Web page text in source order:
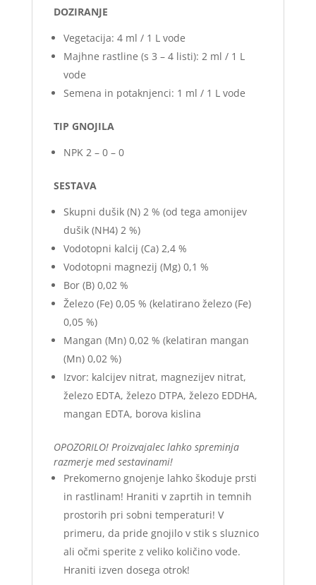
DOZIRANJE
Vegetacija: 4 ml / 1 L vode
Majhne rastline (s 3 – 4 listi): 2 ml / 1 L
vode
Semena in potaknjenci: 1 ml / 1 L vode
TIP GNOJILA
NPK 2 – 0 – 0
SESTAVA
Skupni dušik (N) 2 % (od tega amonijev
dušik (NH4) 2 %)
Vodotopni kalcij (Ca) 2,4 %
Vodotopni magnezij (Mg) 0,1 %
Bor (B) 0,02 %
Železo (Fe) 0,05 % (kelatirano železo (Fe)
0,05 %)
Mangan (Mn) 0,02 % (kelatiran mangan
(Mn) 0,02 %)
Izvor: kalcijev nitrat, magnezijev nitrat,
železo EDTA, železo DTPA, železo EDDHA,
mangan EDTA, borova kislina
OPOZORILO! Proizvajalec lahko spreminja
razmerje med sestavinami!
Prekomerno gnojenje lahko škoduje prsti
in rastlinam! Hraniti v zaprtih in temnih
prostorih pri sobni temperaturi! V
primeru, da pride gnojilo v stik s sluznico
ali očmi sperite z veliko količino vode.
Hraniti izven dosega otrok!